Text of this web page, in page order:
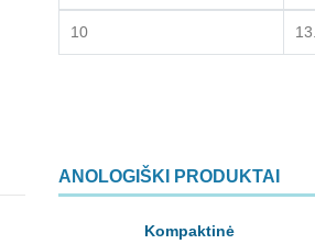
10
ANOLOGIŠKI PRODUKTAI
Kompaktinė